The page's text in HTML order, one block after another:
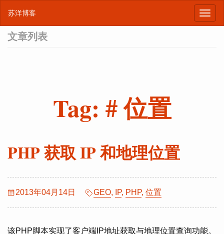
苏洋博客
文章列表
Tag: # 位置
PHP 获取 IP 和地理位置
2013年04月14日 GEO, IP, PHP, 位置
该PHP脚本实现了客户端IP地址获取与地理位置查询功能。